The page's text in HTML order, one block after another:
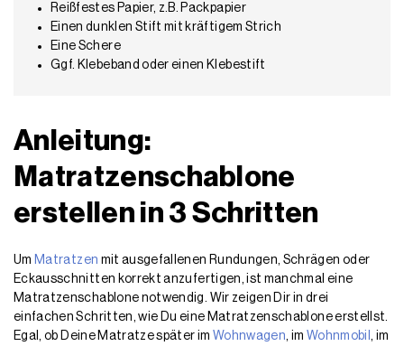
Reißfestes Papier, z.B. Packpapier
Einen dunklen Stift mit kräftigem Strich
Eine Schere
Ggf. Klebeband oder einen Klebestift
Anleitung:
Matratzenschablone
erstellen in 3 Schritten
Um Matratzen mit ausgefallenen Rundungen, Schrägen oder
Eckausschnitten korrekt anzufertigen, ist manchmal eine
Matratzenschablone notwendig. Wir zeigen Dir in drei
einfachen Schritten, wie Du eine Matratzenschablone erstellst.
Egal, ob Deine Matratze später im Wohnwagen , im Wohnmobil
, im